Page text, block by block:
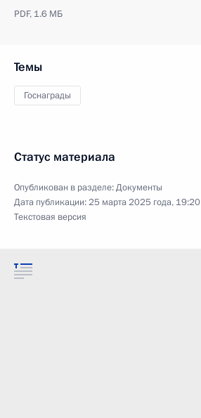
PDF, 1.6 МБ
Темы
Госнаграды
Статус материала
Опубликован в разделе:Документы
Дата публикации:25 марта 2025 года, 19:20
Текстовая версия